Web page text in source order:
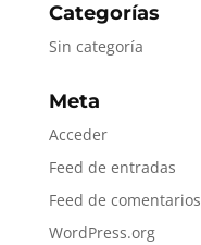
Categorías
Sin categoría
Meta
Acceder
Feed de entradas
Feed de comentarios
WordPress.org